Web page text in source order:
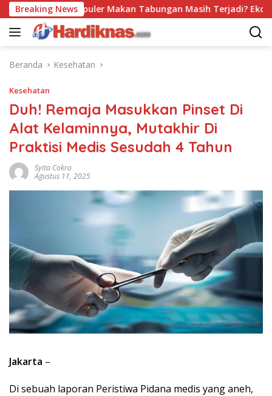
Langsung
ke
konten
Breaking News
Trend Populer Makan Tabungan Masih Terjadi? Ekonom
Beranda Kesehatan
Kesehatan
Duh! Remaja Masukkan Pinset Di
Alat Kelaminnya, Mutakhir Di
Praktisi Medis Sesudah 4 Tahun
Syita Cokro
Agustus 11, 2025
Jakarta –
Di sebuah laporan Peristiwa Pidana medis yang aneh,